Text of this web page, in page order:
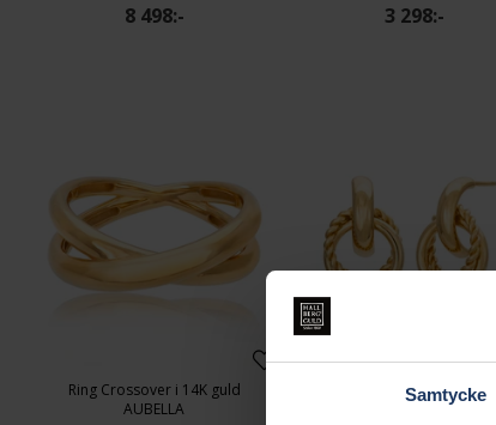
Samtycke
8 498:- 3 298:-
Ring Crossover i 14K guld
AUBELLA
Örhängen Circle i 14K guld